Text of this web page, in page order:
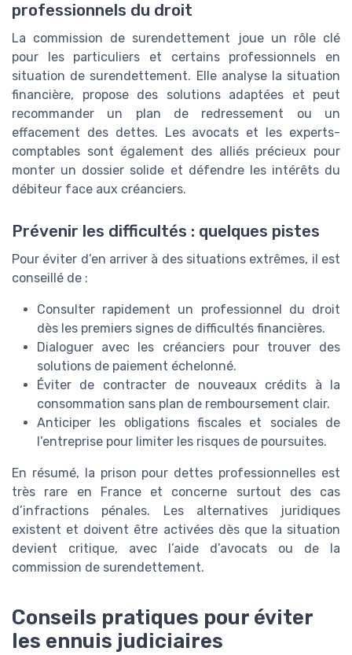
professionnels du droit
La commission de surendettement joue un rôle clé
pour les particuliers et certains professionnels en
situation de surendettement. Elle analyse la situation
financière, propose des solutions adaptées et peut
recommander un plan de redressement ou un
effacement des dettes. Les avocats et les experts-
comptables sont également des alliés précieux pour
monter un dossier solide et défendre les intérêts du
débiteur face aux créanciers.
Prévenir les difficultés : quelques pistes
Pour éviter d’en arriver à des situations extrêmes, il est
conseillé de :
Consulter rapidement un professionnel du droit
dès les premiers signes de difficultés financières.
Dialoguer avec les créanciers pour trouver des
solutions de paiement échelonné.
Éviter de contracter de nouveaux crédits à la
consommation sans plan de remboursement clair.
Anticiper les obligations fiscales et sociales de
l’entreprise pour limiter les risques de poursuites.
En résumé, la prison pour dettes professionnelles est
très rare en France et concerne surtout des cas
d’infractions pénales. Les alternatives juridiques
existent et doivent être activées dès que la situation
devient critique, avec l’aide d’avocats ou de la
commission de surendettement.
Conseils pratiques pour éviter
les ennuis judiciaires